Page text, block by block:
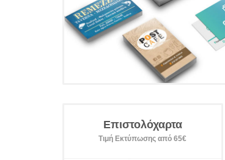
Επιστολόχαρτα
Τιμή Εκτύπωσης από 65€